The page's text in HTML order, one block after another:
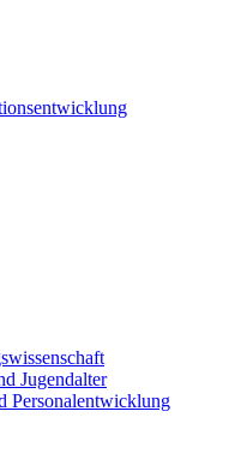
Jugendalter
Personalentwicklung